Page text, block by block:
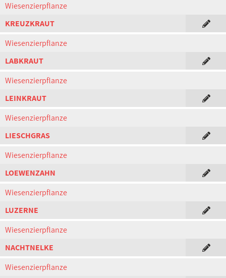
Wiesenzierpflanze
KREUZKRAUT
Wiesenzierpflanze
LABKRAUT
Wiesenzierpflanze
LEINKRAUT
Wiesenzierpflanze
LIESCHGRAS
Wiesenzierpflanze
LOEWENZAHN
Wiesenzierpflanze
LUZERNE
Wiesenzierpflanze
NACHTNELKE
Wiesenzierpflanze